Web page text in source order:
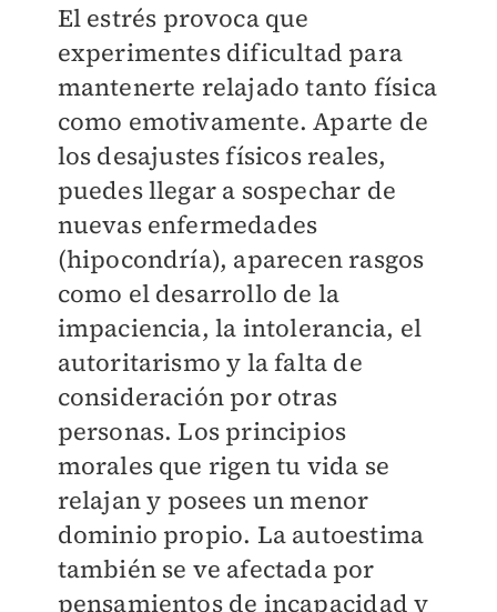
El estrés provoca que
experimentes dificultad para
mantenerte relajado tanto física
como emotivamente. Aparte de
los desajustes físicos reales,
puedes llegar a sospechar de
nuevas enfermedades
(hipocondría), aparecen rasgos
como el desarrollo de la
impaciencia, la intolerancia, el
autoritarismo y la falta de
consideración por otras
personas. Los principios
morales que rigen tu vida se
relajan y posees un menor
dominio propio. La autoestima
también se ve afectada por
pensamientos de incapacidad y